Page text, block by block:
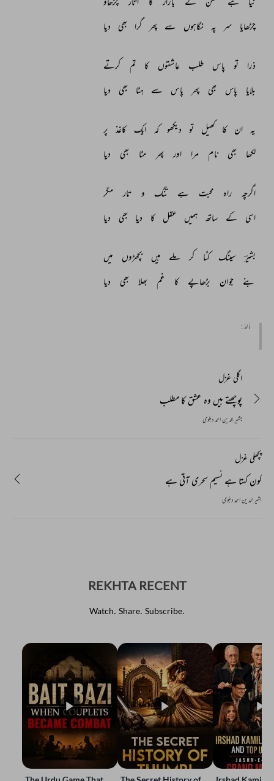
چڑھایا
سر پہ نگاہوں سے پھر گرا بھی دیا
ذرا تو پاس طلب عاشقوں کا تم
کرتے
بلایا
پاس بھی پھر پاس سے ہٹا بھی دیا
یہ ان کا کھیل تو دیکھو کہ ایک کاغذ
پر
لکھا
بھی نام مرا اور پھر مٹا بھی دیا
اگرچہ راہ محبت ہے تنگ و تار
مگر
اسی
کے ساتھ ہمیں عقل کا دیا بھی دیا
بشیرؔ سینگ کٹا کر ملے ہیں بچھڑوں
میں
بنے
جوان بڑھاپے کا غم بھلا بھی دیا
مأخذ :
اگلی غزل
پوچھتے ہیں وہ عشق کا مطلب
بشیر الدین احمد دہلوی
پچھلی غزل
کون کہتا ہے نسیم سحری آتی ہے
بشیر الدین احمد دہلوی
REKHTA RECENT
Watch. Share. Subscribe.